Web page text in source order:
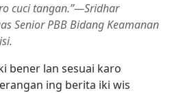
cuci tangan.”​—Sridhar
Senior PBB Bidang Keamanan
bener lan sesuai karo
ing berita iki wis